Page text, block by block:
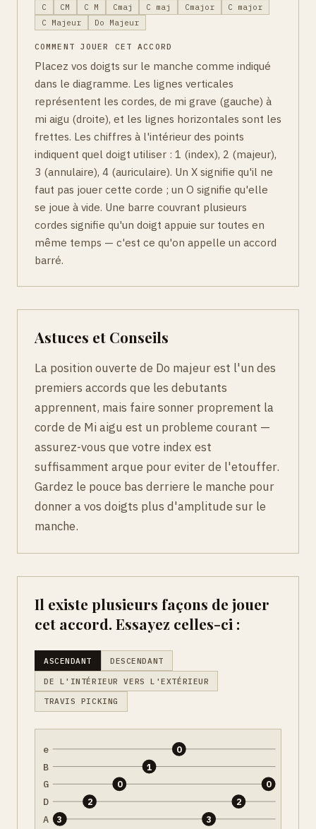
C
CM C M Cmaj C maj Cmajor
C major
C Majeur
Do Majeur
COMMENT JOUER CET ACCORD
Placez vos doigts sur le manche comme indiqué
dans le diagramme. Les lignes verticales
représentent les cordes, de mi grave (gauche) à
mi aigu (droite), et les lignes horizontales sont les
frettes. Les chiffres à l'intérieur des points
indiquent quel doigt utiliser : 1 (index), 2 (majeur),
3 (annulaire), 4 (auriculaire). Un X signifie qu'il ne
faut pas jouer cette corde ; un O signifie qu'elle
se joue à vide. Une barre couvrant plusieurs
cordes signifie qu'un doigt appuie sur toutes en
même temps — c'est ce qu'on appelle un accord
barré.
Astuces et Conseils
La position ouverte de Do majeur est l'un des
premiers accords que les debutants
apprennent, mais faire sonner proprement la
corde de Mi aigu est un probleme courant —
assurez-vous que votre index est
suffisamment arque pour eviter de l'etouffer.
Gardez le pouce bas derriere le manche pour
donner a vos doigts plus d'amplitude sur le
manche.
Il existe plusieurs façons de jouer
cet accord. Essayez celles-ci :
ASCENDANT DESCENDANT
DE L'INTÉRIEUR VERS L'EXTÉRIEUR
TRAVIS PICKING
e
B
G
D
A 3
2
0
1
0
3
2
0